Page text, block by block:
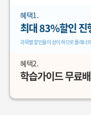
혜택1.
최대 83%할인 진
과목별 할인율이 상이 하므로 플래너
혜택2.
학습가이드 무료